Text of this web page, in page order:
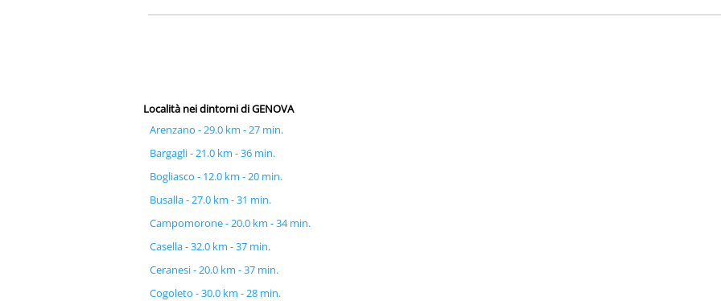
Località nei dintorni di GENOVA
Arenzano - 29.0 km - 27 min.
Bargagli - 21.0 km - 36 min.
Bogliasco - 12.0 km - 20 min.
Busalla - 27.0 km - 31 min.
Campomorone - 20.0 km - 34 min.
Casella - 32.0 km - 37 min.
Ceranesi - 20.0 km - 37 min.
Cogoleto - 30.0 km - 28 min.